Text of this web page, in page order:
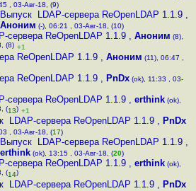
, 03-Авг-18, (9)
Выпуск LDAP-сервера ReOpenLDAP 1.1.9 ,
Аноним (-), 06:21 , 03-Авг-18, (10)
сервера ReOpenLDAP 1.1.9 , Аноним (8),
(8) +1
ReOpenLDAP 1.1.9 , Аноним (11), 06:47 ,
ReOpenLDAP 1.1.9 , PnDx (ok), 11:33 , 03-
сервера ReOpenLDAP 1.1.9 , erthink (ok),
(13) +1
LDAP-сервера ReOpenLDAP 1.1.9 , PnDx
, 03-Авг-18, (17)
Выпуск LDAP-сервера ReOpenLDAP 1.1.9 ,
erthink (ok), 13:15 , 03-Авг-18, (20)
сервера ReOpenLDAP 1.1.9 , erthink (ok),
(14)
LDAP-сервера ReOpenLDAP 1.1.9 , PnDx